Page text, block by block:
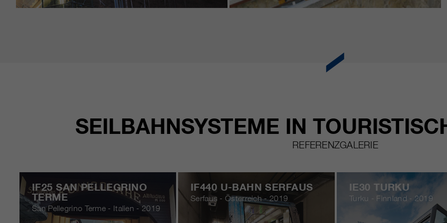
SEILBAHNSYSTEME IN
REFERENZGALERIE
IF25 SAN PELLEGRINO
TERME
San Pellegrino Terme - Italien - 2019
IF440 U-BAHN SERFAUS
Serfaus - Österreich - 2019
IE30 TURKU
Turku - Finnland - 2019